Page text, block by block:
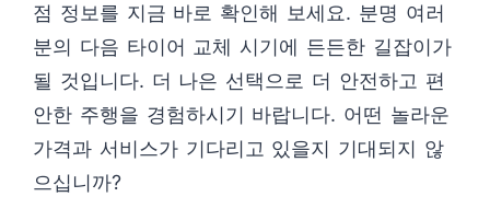
점 정보를 지금 바로 확인해 보세요. 분명 여러
분의 다음 타이어 교체 시기에 든든한 길잡이가
될 것입니다. 더 나은 선택으로 더 안전하고 편
안한 주행을 경험하시기 바랍니다. 어떤 놀라운
가격과 서비스가 기다리고 있을지 기대되지 않
으십니까?